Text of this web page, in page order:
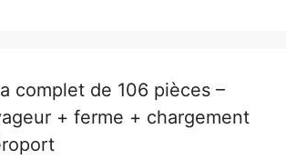
complet de 106 pièces –
+ ferme + chargement